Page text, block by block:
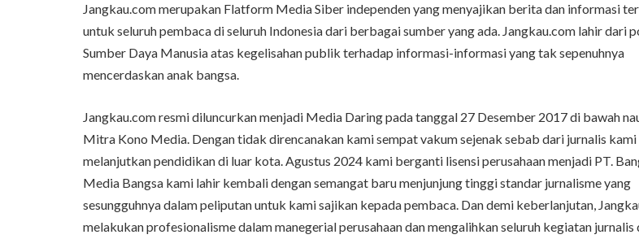
Jangkau.com merupakan Flatform Media Siber independen yang menyajikan berita dan informasi
untuk seluruh pembaca di seluruh Indonesia dari berbagai sumber yang ada. Jangkau.com lahir dari
Sumber Daya Manusia atas kegelisahan publik terhadap informasi-informasi yang tak sepenuhnya
mencerdaskan anak bangsa.
Jangkau.com resmi diluncurkan menjadi Media Daring pada tanggal 27 Desember 2017 di bawah
Mitra Kono Media. Dengan tidak direncanakan kami sempat vakum sejenak sebab dari jurnalis kami
melanjutkan pendidikan di luar kota. Agustus 2024 kami berganti lisensi perusahaan menjadi PT.
Media Bangsa kami lahir kembali dengan semangat baru menjunjung tinggi standar jurnalisme yang
sesungguhnya dalam peliputan untuk kami sajikan kepada pembaca. Dan demi keberlanjutan,
melakukan profesionalisme dalam manegerial perusahaan dan mengalihkan seluruh kegiatan jurnalis